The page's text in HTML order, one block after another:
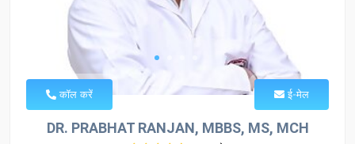
कॉल करें ई-मेल
DR. PRABHAT RANJAN, MBBS, MS, MCH